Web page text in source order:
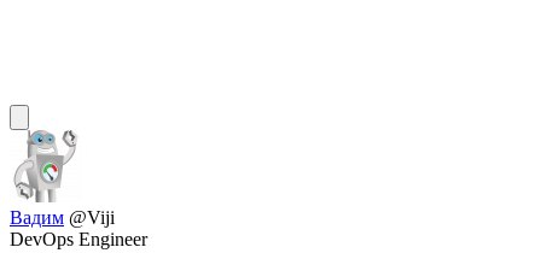
Вадим @Viji
DevOps Engineer